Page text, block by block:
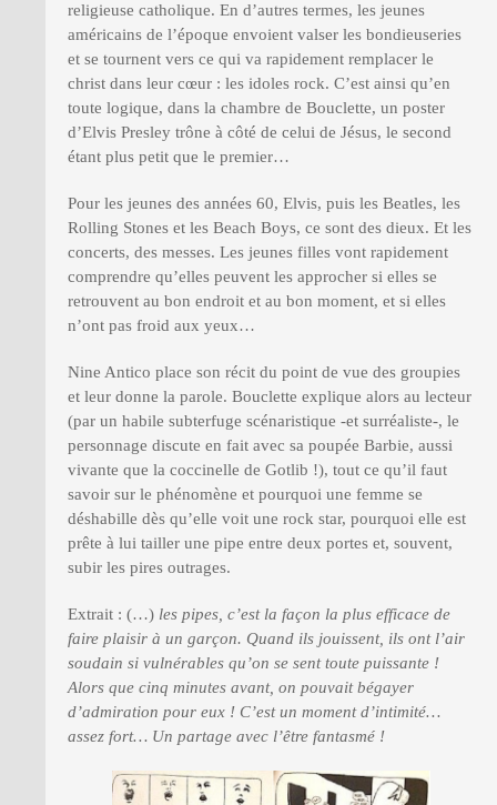
religieuse catholique. En d’autres termes, les jeunes
américains de l’époque envoient valser les bondieuseries
et se tournent vers ce qui va rapidement remplacer le
christ dans leur cœur : les idoles rock. C’est ainsi qu’en
toute logique, dans la chambre de Bouclette, un poster
d’Elvis Presley trône à côté de celui de Jésus, le second
étant plus petit que le premier…
Pour les jeunes des années 60, Elvis, puis les Beatles, les
Rolling Stones et les Beach Boys, ce sont des dieux. Et les
concerts, des messes. Les jeunes filles vont rapidement
comprendre qu’elles peuvent les approcher si elles se
retrouvent au bon endroit et au bon moment, et si elles
n’ont pas froid aux yeux…
Nine Antico place son récit du point de vue des groupies
et leur donne la parole. Bouclette explique alors au lecteur
(par un habile subterfuge scénaristique -et surréaliste-, le
personnage discute en fait avec sa poupée Barbie, aussi
vivante que la coccinelle de Gotlib !), tout ce qu’il faut
savoir sur le phénomène et pourquoi une femme se
déshabille dès qu’elle voit une rock star, pourquoi elle est
prête à lui tailler une pipe entre deux portes et, souvent,
subir les pires outrages.
Extrait : (…) les pipes, c’est la façon la plus efficace de
faire plaisir à un garçon. Quand ils jouissent, ils ont l’air
soudain si vulnérables qu’on se sent toute puissante !
Alors que cinq minutes avant, on pouvait bégayer
d’admiration pour eux ! C’est un moment d’intimité…
assez fort… Un partage avec l’être fantasmé !